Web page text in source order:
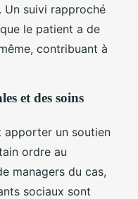
. Un suivi rapproché
le patient a de
contribuant à
et des soins
apporter un soutien
ordre au
managers du cas,
sociaux sont